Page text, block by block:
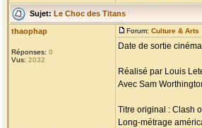
Sujet: Le Choc des Titans
thaophap
Réponses: 0
Vus: 2032
Forum: Culture & Arts
Date de sortie
Réalisé par Louis
Avec Sam
Titre original : Clash
Long-métrage